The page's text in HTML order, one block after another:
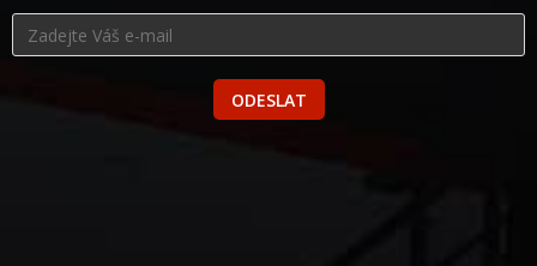
ODESLAT